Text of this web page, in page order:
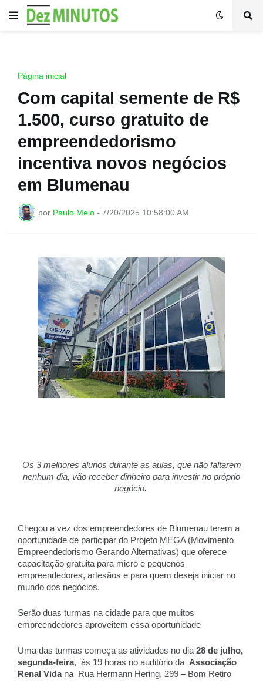
Página inicial
Com capital semente de R$
1.500, curso gratuito de
empreendedorismo
incentiva novos negócios
em Blumenau
por Paulo Melo - 7/20/2025 10:58:00 AM
Os 3 melhores alunos durante as aulas, que não faltarem
nenhum dia, vão receber dinheiro para investir no próprio
negócio.
Chegou a vez dos empreendedores de Blumenau terem a
oportunidade de participar do Projeto MEGA (Movimento
Empreendedorismo Gerando Alternativas) que oferece
capacitação gratuita para micro e pequenos
empreendedores, artesãos e para quem deseja iniciar no
mundo dos negócios.
Serão duas turmas na cidade para que muitos
empreendedores aproveitem essa oportunidade
Uma das turmas começa as atividades no dia 28 de julho,
segunda-feira, às 19 horas no auditório da Associação
Renal Vida na Rua Hermann Hering, 299 – Bom Retiro